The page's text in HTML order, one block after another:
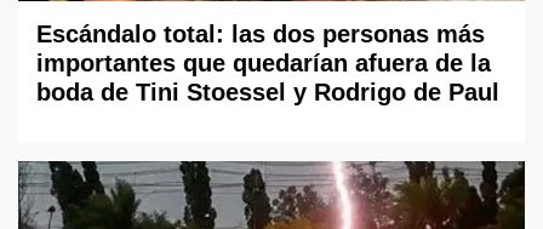
Escándalo total: las dos personas más
importantes que quedarían afuera de la
boda de Tini Stoessel y Rodrigo de Paul